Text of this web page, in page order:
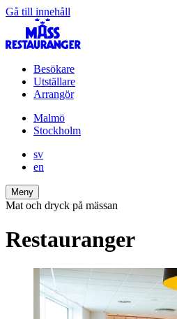
Gå till innehåll
Besökare
Utställare
Arrangör
Malmö
Stockholm
sv
en
Meny
Mat och dryck på mässan
Restauranger